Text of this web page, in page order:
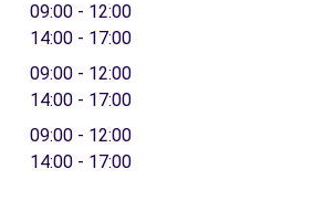
09:00 - 12:00
14:00 - 17:00
09:00 - 12:00
14:00 - 17:00
09:00 - 12:00
14:00 - 17:00